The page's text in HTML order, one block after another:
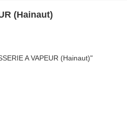
(Hainaut)